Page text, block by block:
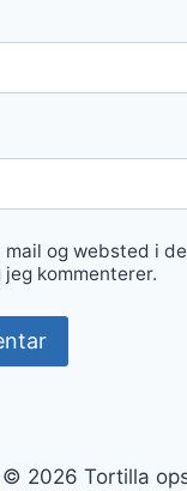
mail og websted i
kommenterer.
© 2026 Tortilla